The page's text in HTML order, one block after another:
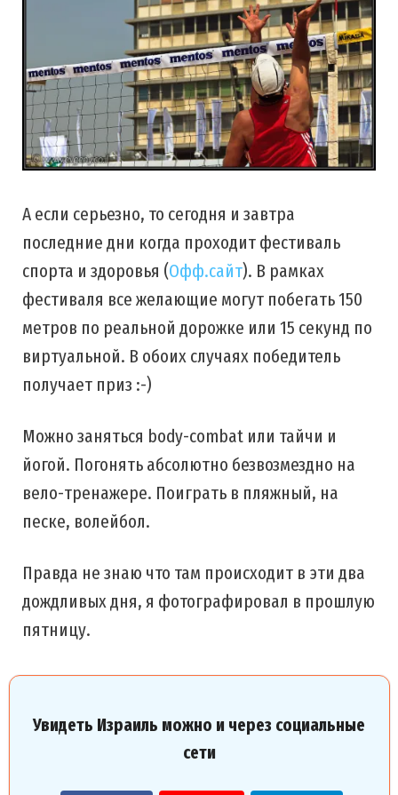
А если серьезно, то сегодня и завтра
последние дни когда проходит фестиваль
спорта и здоровья (Офф.сайт). В рамках
фестиваля все желающие могут побегать 150
метров по реальной дорожке или 15 секунд по
виртуальной. В обоих случаях победитель
получает приз :-)
Можно заняться body-combat или тайчи и
йогой. Погонять абсолютно безвозмездно на
вело-тренажере. Поиграть в пляжный, на
песке, волейбол.
Правда не знаю что там происходит в эти два
дождливых дня, я фотографировал в прошлую
пятницу.
Увидеть Израиль можно и через социальные
сети